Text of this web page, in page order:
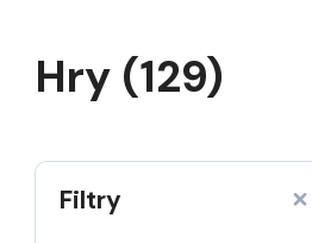
Hry (129)
Filtry